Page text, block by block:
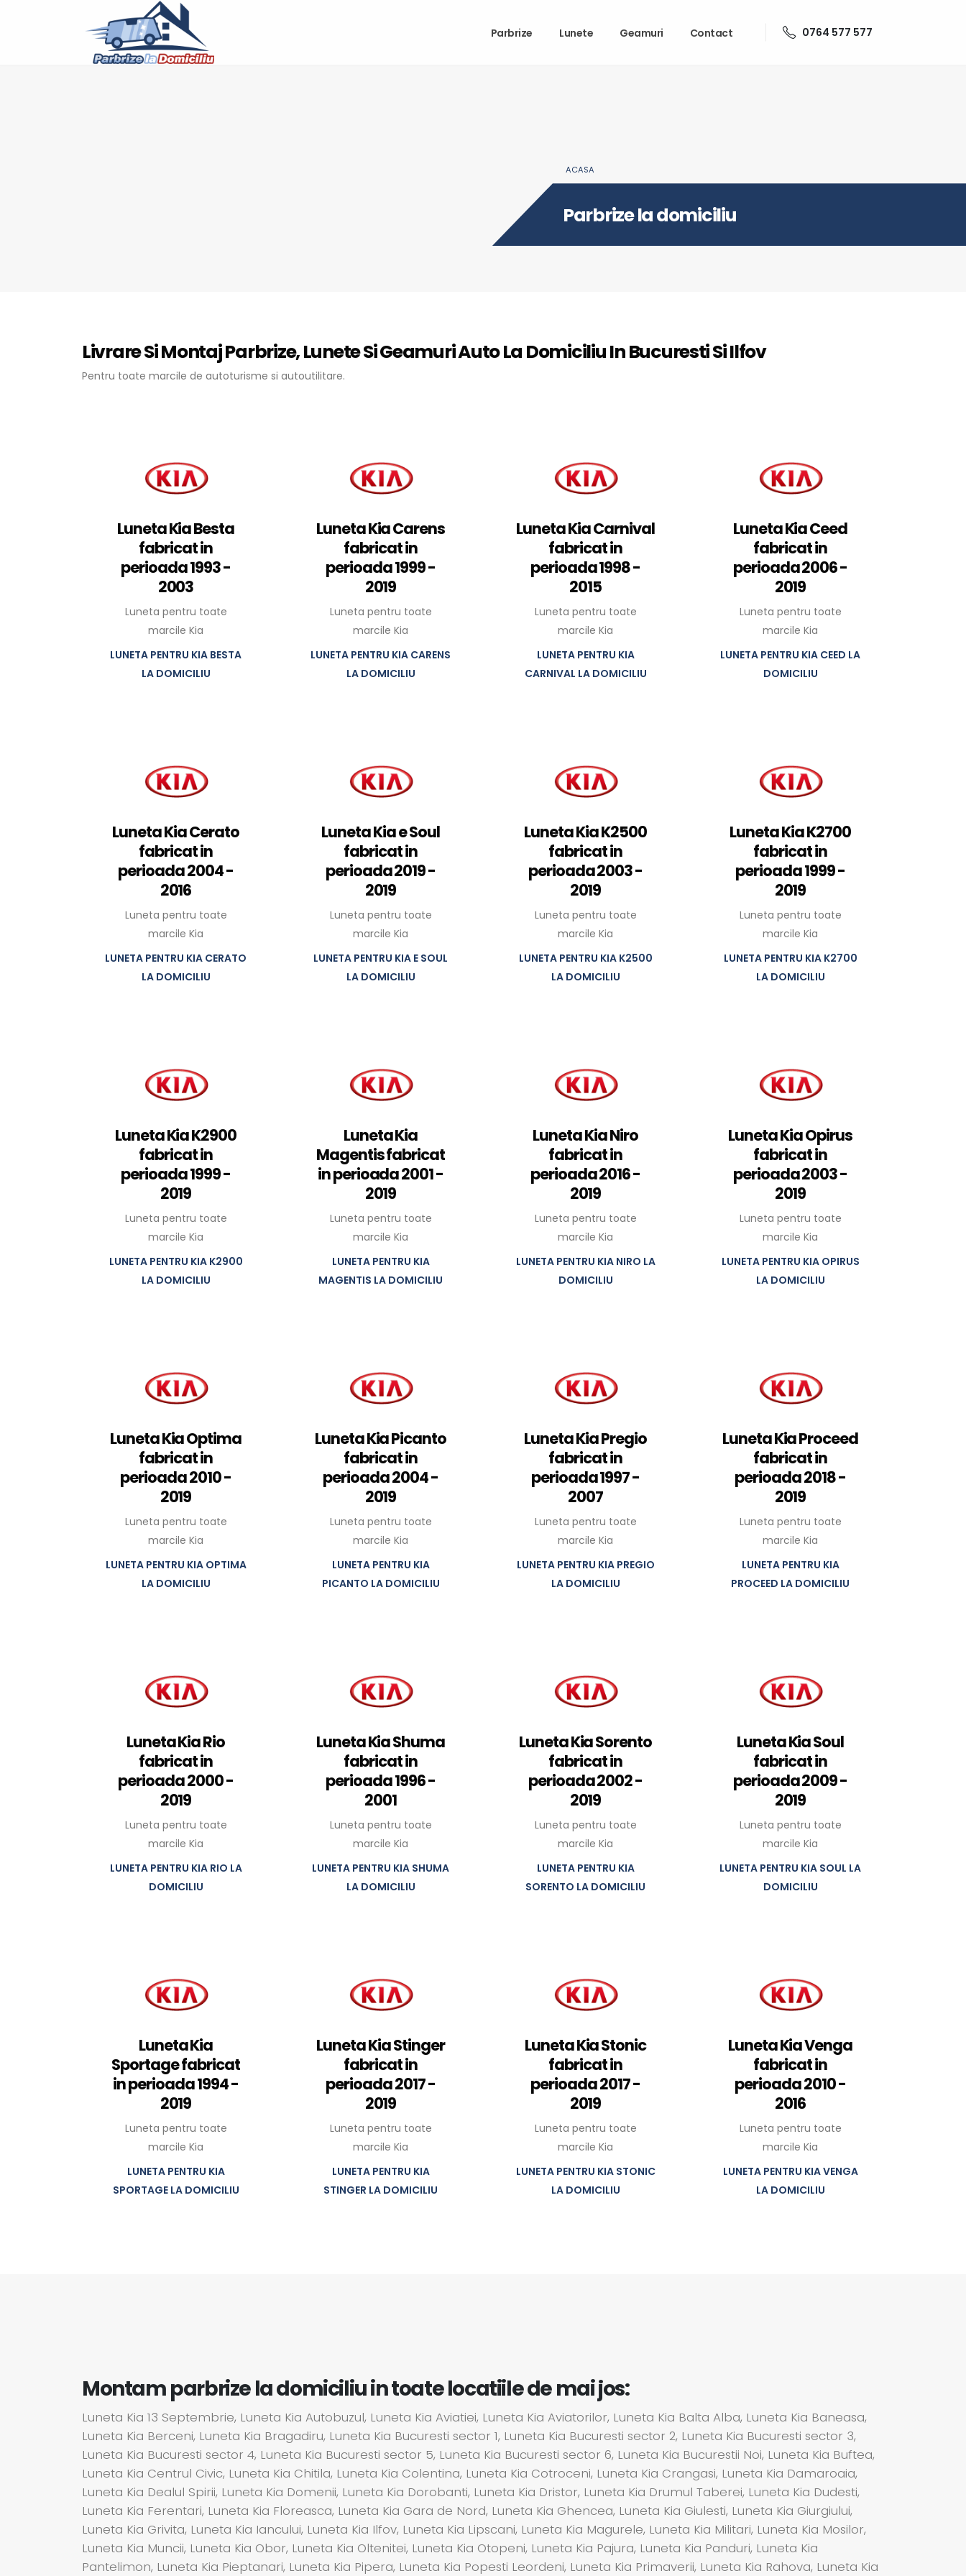
Parbrize Lunete Geamuri Contact 0764 577 577
ACASA
Parbrize la domiciliu
Livrare Si Montaj Parbrize, Lunete Si Geamuri Auto La Domiciliu In Bucuresti Si Ilfov
Pentru toate marcile de autoturisme si autoutilitare.
Luneta Kia Besta
fabricat in
perioada 1993 -
2003
Luneta pentru toate
marcile Kia
LUNETA PENTRU KIA BESTA
LA DOMICILIU
Luneta Kia Carens
fabricat in
perioada 1999 -
2019
Luneta pentru toate
marcile Kia
LUNETA PENTRU KIA CARENS
LA DOMICILIU
Luneta Kia Carnival
fabricat in
perioada 1998 -
2015
Luneta pentru toate
marcile Kia
LUNETA PENTRU KIA
CARNIVAL LA DOMICILIU
Luneta Kia Ceed
fabricat in
perioada 2006 -
2019
Luneta pentru toate
marcile Kia
LUNETA PENTRU KIA CEED LA
DOMICILIU
Luneta Kia Cerato
fabricat in
perioada 2004 -
2016
Luneta pentru toate
marcile Kia
LUNETA PENTRU KIA CERATO
LA DOMICILIU
Luneta Kia e Soul
fabricat in
perioada 2019 -
2019
Luneta pentru toate
marcile Kia
LUNETA PENTRU KIA E SOUL
LA DOMICILIU
Luneta Kia K2500
fabricat in
perioada 2003 -
2019
Luneta pentru toate
marcile Kia
LUNETA PENTRU KIA K2500
LA DOMICILIU
Luneta Kia K2700
fabricat in
perioada 1999 -
2019
Luneta pentru toate
marcile Kia
LUNETA PENTRU KIA K2700
LA DOMICILIU
Luneta Kia K2900
fabricat in
perioada 1999 -
2019
Luneta pentru toate
marcile Kia
LUNETA PENTRU KIA K2900
LA DOMICILIU
Luneta Kia
Magentis fabricat
in perioada 2001 -
2019
Luneta pentru toate
marcile Kia
LUNETA PENTRU KIA
MAGENTIS LA DOMICILIU
Luneta Kia Niro
fabricat in
perioada 2016 -
2019
Luneta pentru toate
marcile Kia
LUNETA PENTRU KIA NIRO LA
DOMICILIU
Luneta Kia Opirus
fabricat in
perioada 2003 -
2019
Luneta pentru toate
marcile Kia
LUNETA PENTRU KIA OPIRUS
LA DOMICILIU
Luneta Kia Optima
fabricat in
perioada 2010 -
2019
Luneta pentru toate
marcile Kia
LUNETA PENTRU KIA OPTIMA
LA DOMICILIU
Luneta Kia Picanto
fabricat in
perioada 2004 -
2019
Luneta pentru toate
marcile Kia
LUNETA PENTRU KIA
PICANTO LA DOMICILIU
Luneta Kia Pregio
fabricat in
perioada 1997 -
2007
Luneta pentru toate
marcile Kia
LUNETA PENTRU KIA PREGIO
LA DOMICILIU
Luneta Kia Proceed
fabricat in
perioada 2018 -
2019
Luneta pentru toate
marcile Kia
LUNETA PENTRU KIA
PROCEED LA DOMICILIU
Luneta Kia Rio
fabricat in
perioada 2000 -
2019
Luneta pentru toate
marcile Kia
LUNETA PENTRU KIA RIO LA
DOMICILIU
Luneta Kia Shuma
fabricat in
perioada 1996 -
2001
Luneta pentru toate
marcile Kia
LUNETA PENTRU KIA SHUMA
LA DOMICILIU
Luneta Kia Sorento
fabricat in
perioada 2002 -
2019
Luneta pentru toate
marcile Kia
LUNETA PENTRU KIA
SORENTO LA DOMICILIU
Luneta Kia Soul
fabricat in
perioada 2009 -
2019
Luneta pentru toate
marcile Kia
LUNETA PENTRU KIA SOUL LA
DOMICILIU
Luneta Kia
Sportage fabricat
in perioada 1994 -
2019
Luneta pentru toate
marcile Kia
LUNETA PENTRU KIA
SPORTAGE LA DOMICILIU
Luneta Kia Stinger
fabricat in
perioada 2017 -
2019
Luneta pentru toate
marcile Kia
LUNETA PENTRU KIA
STINGER LA DOMICILIU
Luneta Kia Stonic
fabricat in
perioada 2017 -
2019
Luneta pentru toate
marcile Kia
LUNETA PENTRU KIA STONIC
LA DOMICILIU
Luneta Kia Venga
fabricat in
perioada 2010 -
2016
Luneta pentru toate
marcile Kia
LUNETA PENTRU KIA VENGA
LA DOMICILIU
Montam parbrize la domiciliu in toate locatiile de mai jos:
Luneta Kia 13 Septembrie, Luneta Kia Autobuzul, Luneta Kia Aviatiei, Luneta Kia Aviatorilor, Luneta Kia Balta Alba, Luneta Kia Baneasa,
Luneta Kia Berceni, Luneta Kia Bragadiru, Luneta Kia Bucuresti sector 1, Luneta Kia Bucuresti sector 2, Luneta Kia Bucuresti sector 3,
Luneta Kia Bucuresti sector 4, Luneta Kia Bucuresti sector 5, Luneta Kia Bucuresti sector 6, Luneta Kia Bucurestii Noi, Luneta Kia Buftea,
Luneta Kia Centrul Civic, Luneta Kia Chitila, Luneta Kia Colentina, Luneta Kia Cotroceni, Luneta Kia Crangasi, Luneta Kia Damaroaia,
Luneta Kia Dealul Spirii, Luneta Kia Domenii, Luneta Kia Dorobanti, Luneta Kia Dristor, Luneta Kia Drumul Taberei, Luneta Kia Dudesti,
Luneta Kia Ferentari, Luneta Kia Floreasca, Luneta Kia Gara de Nord, Luneta Kia Ghencea, Luneta Kia Giulesti, Luneta Kia Giurgiului,
Luneta Kia Grivita, Luneta Kia Iancului, Luneta Kia Ilfov, Luneta Kia Lipscani, Luneta Kia Magurele, Luneta Kia Militari, Luneta Kia Mosilor,
Luneta Kia Muncii, Luneta Kia Obor, Luneta Kia Oltenitei, Luneta Kia Otopeni, Luneta Kia Pajura, Luneta Kia Panduri, Luneta Kia
Pantelimon, Luneta Kia Pieptanari, Luneta Kia Pipera, Luneta Kia Popesti Leordeni, Luneta Kia Primaverii, Luneta Kia Rahova, Luneta Kia